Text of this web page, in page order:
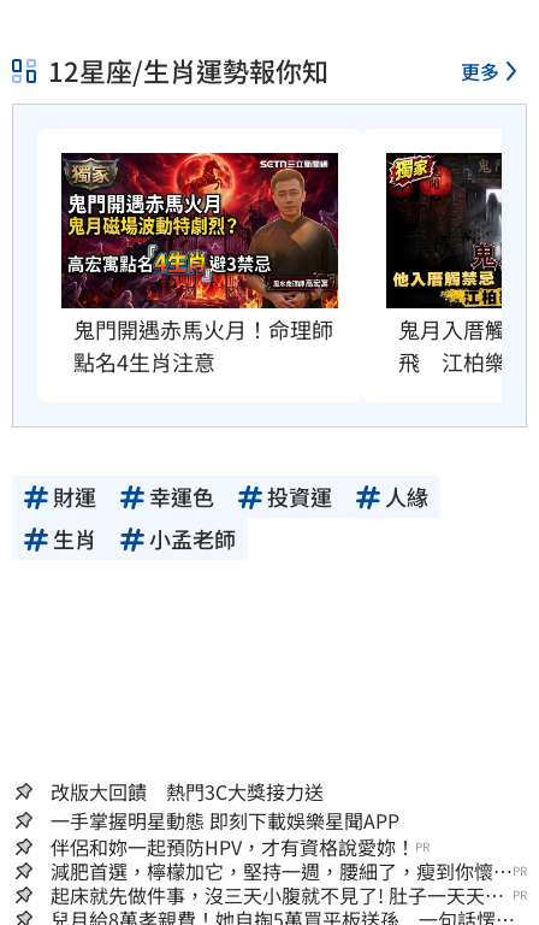
12星座/生肖運勢報你知 更多
鬼門開遇赤馬火月！命理師
點名4生肖注意
鬼月入厝觸禁
飛　江柏樂曝
財運 幸運色 投資運
人緣
生肖
小孟老師
改版大回饋 熱門3C大獎接力送
一手掌握明星動態 即刻下載娛樂星聞APP
伴侶和妳一起預防HPV，才有資格說愛妳！ PR
減肥首選，檸檬加它，堅持一週，腰細了，瘦到你懷疑
人生
PR
起床就先做件事，沒三天小腹就不見了! 肚子一天天變 PR